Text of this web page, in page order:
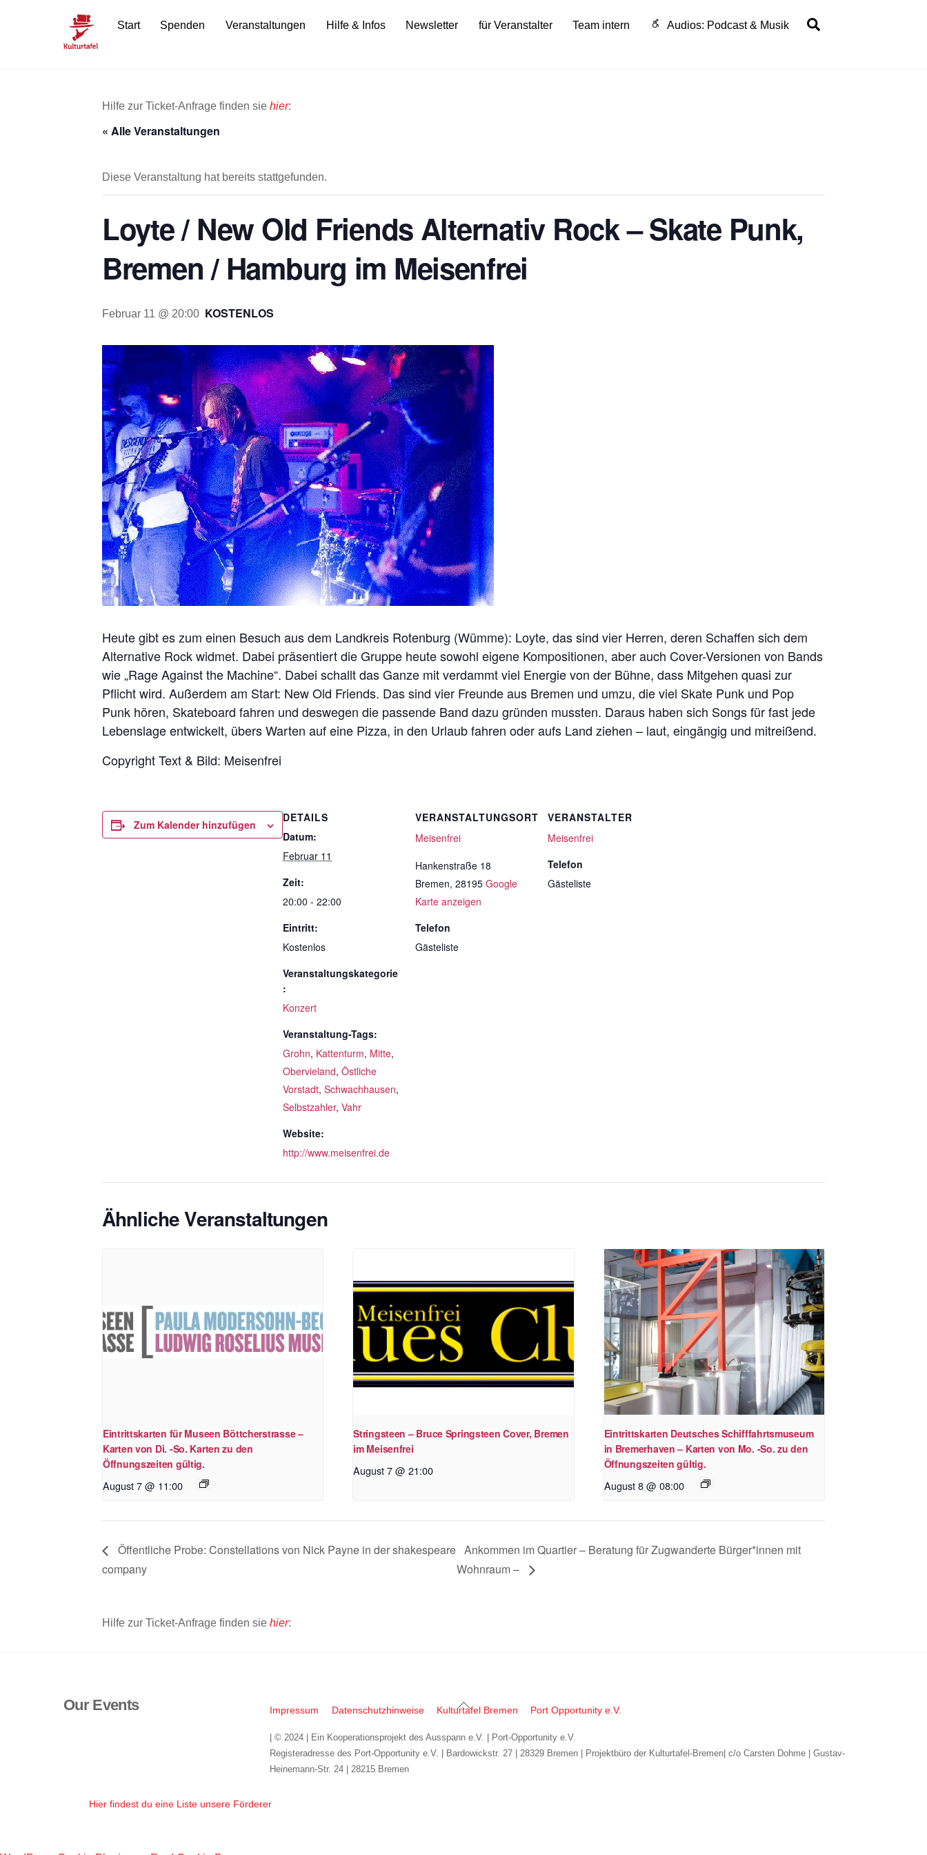
Start Spenden Veranstaltungen Hilfe & Infos Newsletter für Veranstalter Team intern Audios: Podcast & Musik
Hilfe zur Ticket-Anfrage finden sie hier:
« Alle Veranstaltungen
Diese Veranstaltung hat bereits stattgefunden.
Loyte / New Old Friends Alternativ Rock – Skate Punk,
Bremen / Hamburg im Meisenfrei
Februar 11 @ 20:00 KOSTENLOS
Heute gibt es zum einen Besuch aus dem Landkreis Rotenburg (Wümme): Loyte, das sind vier Herren, deren Schaffen sich dem
Alternative Rock widmet. Dabei präsentiert die Gruppe heute sowohl eigene Kompositionen, aber auch Cover-Versionen von Bands
wie „Rage Against the Machine“. Dabei schallt das Ganze mit verdammt viel Energie von der Bühne, dass Mitgehen quasi zur
Pflicht wird. Außerdem am Start: New Old Friends. Das sind vier Freunde aus Bremen und umzu, die viel Skate Punk und Pop
Punk hören, Skateboard fahren und deswegen die passende Band dazu gründen mussten. Daraus haben sich Songs für fast jede
Lebenslage entwickelt, übers Warten auf eine Pizza, in den Urlaub fahren oder aufs Land ziehen – laut, eingängig und mitreißend.
Copyright Text & Bild: Meisenfrei
Zum Kalender hinzufügen
DETAILS
Datum:
Februar 11
Zeit:
20:00 - 22:00
Eintritt:
Kostenlos
Veranstaltungskategorie
:
Konzert
Veranstaltung-Tags:
Grohn, Kattenturm, Mitte,
Obervieland, Östliche
Vorstadt, Schwachhausen,
Selbstzahler, Vahr
Website:
http://www.meisenfrei.de
VERANSTALTUNGSORT
Meisenfrei
Hankenstraße 18
Bremen, 28195 Google
Karte anzeigen
Telefon
Gästeliste
VERANSTALTER
Meisenfrei
Telefon
Gästeliste
Ähnliche Veranstaltungen
Eintrittskarten für Museen Böttcherstrasse –
Karten von Di. -So. Karten zu den
Öffnungszeiten gültig.
August 7 @ 11:00
Stringsteen – Bruce Springsteen Cover, Bremen
im Meisenfrei
August 7 @ 21:00
Eintrittskarten Deutsches Schifffahrtsmuseum
in Bremerhaven – Karten von Mo. -So. zu den
Öffnungszeiten gültig.
August 8 @ 08:00
Öffentliche Probe: Constellations von Nick Payne in der shakespeare
company
Ankommen im Quartier – Beratung für Zugwanderte Bürger*innen mit
Wohnraum –
Hilfe zur Ticket-Anfrage finden sie hier:
Back
Top
Our Events Impressum Datenschutzhinweise Kulturtafel Bremen Port Opportunity e.V.
| © 2024 | Ein Kooperationsprojekt des Ausspann e.V. | Port-Opportunity e.V.
Registeradresse des Port-Opportunity e.V. | Bardowickstr. 27 | 28329 Bremen | Projektbüro der Kulturtafel-Bremen| c/o Carsten Dohme | Gustav-
Heinemann-Str. 24 | 28215 Bremen
Hier findest du eine Liste unsere Förderer